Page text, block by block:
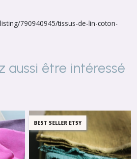
790940945/tissus-de-lin-coton-
aussi être intéressé
BEST SELLER ETSY